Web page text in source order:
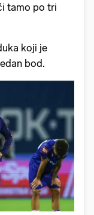
tamo po tri
koji je
bod.